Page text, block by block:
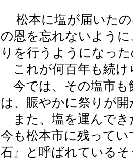
松本に塩が届いたの
の恩を忘れないよう
りを行うようになっ
これが何百年も続け
今では、その塩市も
は、賑やかに祭りが
また、塩を運んでき
今も松本市に残って
石』と呼ばれている